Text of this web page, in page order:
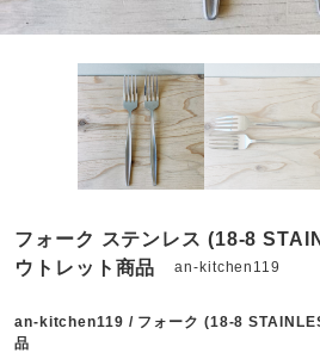
フォーク ステンレス (18-8
ウトレット商品
an-kitchen119
an-kitchen119 / フォーク (18-8
品